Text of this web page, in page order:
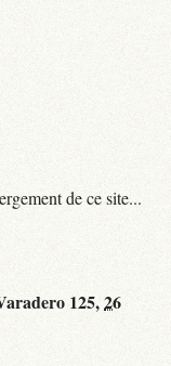
de ce site...
125,26